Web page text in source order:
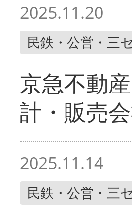
2025.11.20
民鉄・公営・三
京急不動
計・販売
2025.11.14
民鉄・公営・三